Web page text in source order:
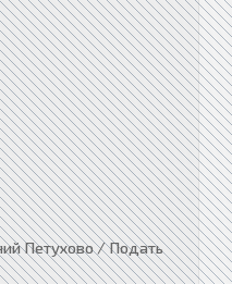
Петухово / Подать